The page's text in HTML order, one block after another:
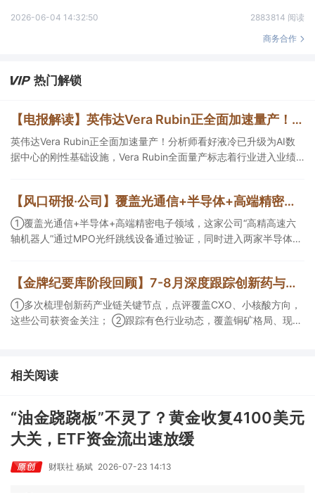
2026-06-04 14:32:50
2883814 阅读
商务合作
热门解锁
【电报解读】英伟达Vera Rubin正全面加速量产！分析师看好液冷已升级为AI数据中心的刚性基础设施，Vera Rubin全面量产标志着行业进入业绩集中释放期，这家公司的液冷产品有规模化成熟应用
英伟达Vera Rubin正全面加速量产！分析师看好液冷已升级为AI数
据中心的刚性基础设施，Vera Rubin全面量产标志着行业进入业绩
英伟达等知名终端品牌。
【风口研报·公司】覆盖光通信+半导体+高端精密电子领域，这家公司“高精高速六轴机器人”通过MPO光纤跳线设备通过验证，同时进入两家半导体公司并获小批量复购；另有一家公司电力设备及解决方案的全球供应商
①覆盖光通信+半导体+高端精密电子领域，这家公司“高精高速六
轴机器人”通过MPO光纤跳线设备通过验证，同时进入两家半导体公
【金牌纪要库阶段回顾】7-8月深度跟踪创新药与有色/铜方向，持续把握产业变化脉络+前瞻价值
①多次梳理创新药产业链关键节点，点评覆盖CXO、小核酸方向，
这些公司获资金关注； ②跟踪有色行业动态，覆盖铜矿格局、现货
相关阅读
“油金跷跷板”不灵了？黄金收复4100美元
大关，ETF资金流出速放缓
财联社 杨斌 2026-07-23 14:13